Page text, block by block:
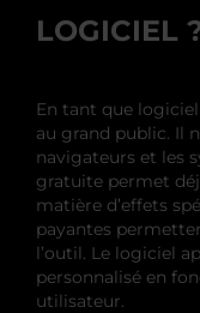
LOGICIEL
En tant que
au grand public. Il
navigateurs et les
gratuite permet
matière d’effets
payantes
l’outil. Le logiciel
personnalisé en
utilisateur.